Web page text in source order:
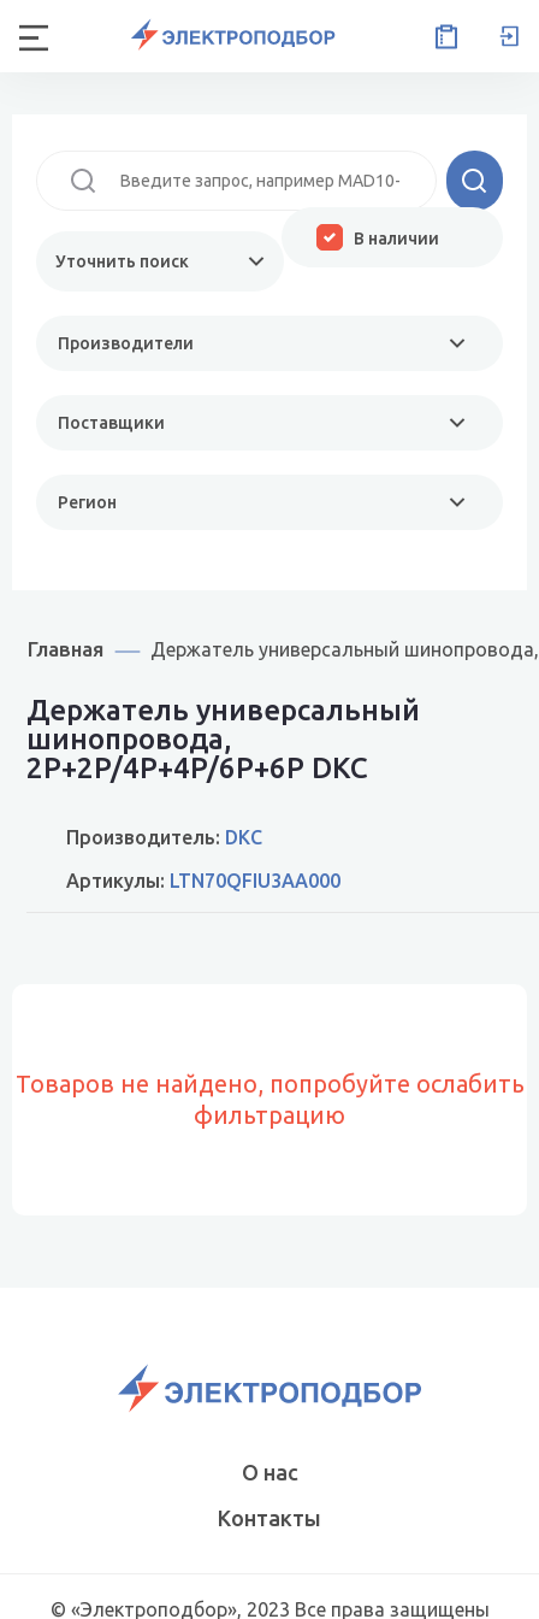
Уточнить поиск
Производители
Поставщики
Регион
В наличии
Главная Держатель универсальный шинопровода,
Держатель универсальный
шинопровода,
2P+2P/4P+4P/6P+6P DKC
Производитель: DKC
Артикулы: LTN70QFIU3AA000
Товаров не найдено, попробуйте ослабить
фильтрацию
О нас
Контакты
© «Электроподбор», 2023 Все права защищены